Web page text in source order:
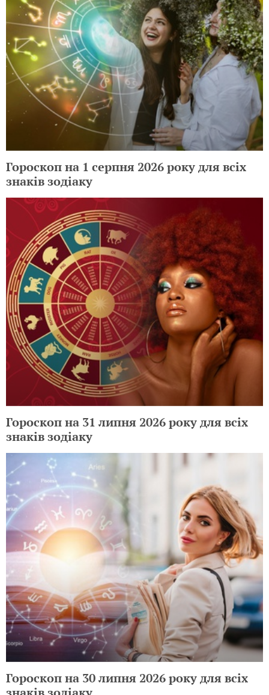
Гороскоп на 1 серпня 2026 року для всіх
знаків зодіаку
Гороскоп на 31 липня 2026 року для всіх
знаків зодіаку
Гороскоп на 30 липня 2026 року для всіх